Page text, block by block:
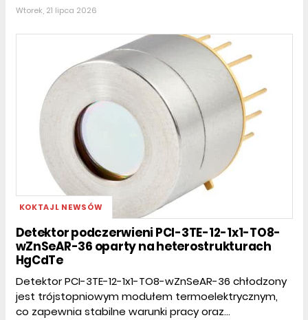
Wtorek, 21 lipca 2026
KOKTAJL NEWSÓW
Detektor podczerwieni PCI-3TE-12-1x1-TO8-
wZnSeAR-36 oparty na heterostrukturach
HgCdTe
Detektor PCI-3TE-12-1x1-TO8-wZnSeAR-36 chłodzony
jest trójstopniowym modułem termoelektrycznym,
co zapewnia stabilne warunki pracy oraz...